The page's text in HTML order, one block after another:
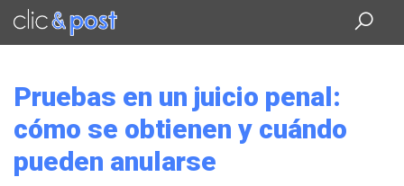
Saltar
contenido
Pruebas en un juicio penal:
cómo se obtienen y cuándo
pueden anularse